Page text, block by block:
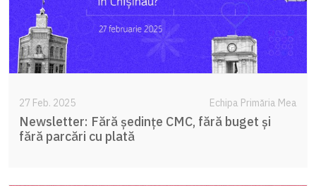
27 Feb. 2025 Echipa Primăria Mea
Newsletter: Fără ședințe CMC, fără buget și
fără parcări cu plată